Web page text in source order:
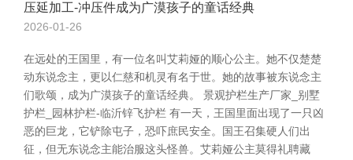
压延加工-冲压件成为广漠孩子的童话经典
2026-01-26
在远处的王国里，有一位名叫艾莉娅的顺心公主。她不仅楚楚
动东说念主，更以仁慈和机灵有名于世。她的故事被东说念主
们歌颂，成为广漠孩子的童话经典。 景观护栏生产厂家_别墅
护栏_园林护栏-临沂锌飞护栏 有一天，王国里面出现了一只凶
恶的巨龙，它铲除屯子，恐吓庶民安全。国王召集硬人们出
征，但无东说念主能治服这头怪兽。艾莉娅公主莫得礼聘藏